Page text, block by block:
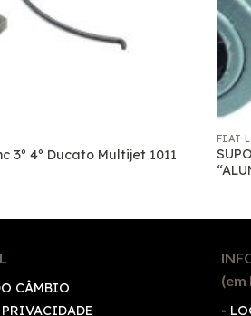
3º 4º Ducato Multijet 1011
FIAT
CÂMBIO
(em
-